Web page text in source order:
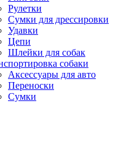
Рулетки
Сумки для дрессировки
Удавки
Цепи
Шлейки для собак
собаки
Аксессуары для авто
Переноски
Сумки